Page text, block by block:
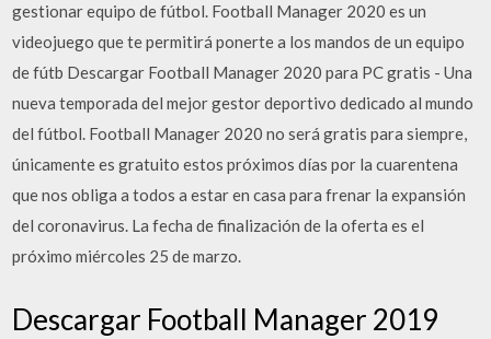
gestionar equipo de fútbol. Football Manager 2020 es un
videojuego que te permitirá ponerte a los mandos de un equipo
de fútb Descargar Football Manager 2020 para PC gratis - Una
nueva temporada del mejor gestor deportivo dedicado al mundo
del fútbol. Football Manager 2020 no será gratis para siempre,
únicamente es gratuito estos próximos días por la cuarentena
que nos obliga a todos a estar en casa para frenar la expansión
del coronavirus. La fecha de finalización de la oferta es el
próximo miércoles 25 de marzo.
Descargar Football Manager 2019